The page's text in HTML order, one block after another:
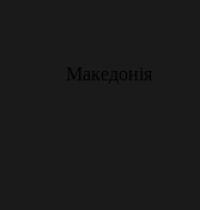
Македонія